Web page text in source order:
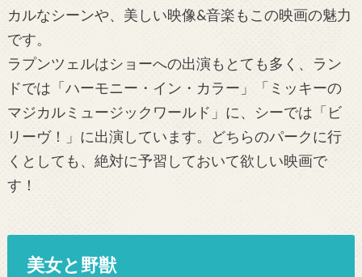
カルなシーンや、美しい映像&音楽もこの映画の魅力
です。
ラプンツェルはショーへの出演もとても多く、ラン
ドでは「ハーモニー・イン・カラー」「ミッキーの
マジカルミュージックワールド」に、シーでは「ビ
リーヴ！」に出演しています。どちらのパークに行
くとしても、絶対に予習しておいて欲しい映画で
す！
美女と野獣